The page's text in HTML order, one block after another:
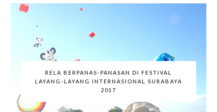
RELA BERPANAS-PANASAN DI FESTIVAL
LAYANG-LAYANG INTERNASIONAL SURABAYA
2017